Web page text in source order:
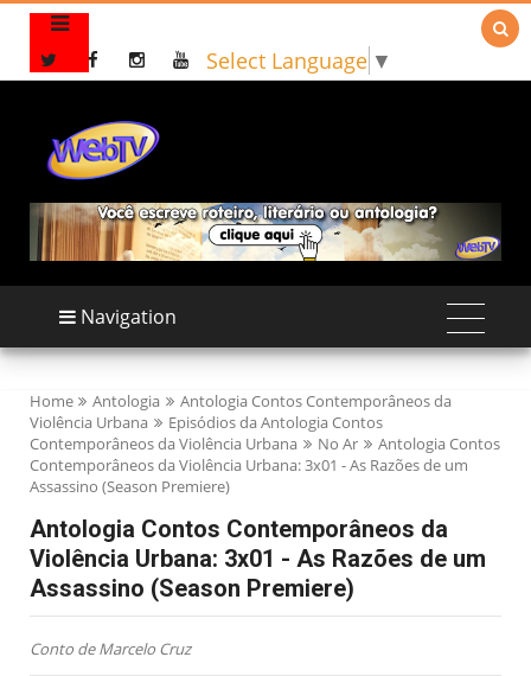
Select Language ▼

Navigation
Home Antologia
Antologia Contos Contemporâneos da
Violência Urbana
Episódios da Antologia Contos
Contemporâneos da Violência Urbana
No Ar
Antologia Contos
Contemporâneos da Violência Urbana: 3x01 - As Razões de um
Assassino (Season Premiere)
Antologia Contos Contemporâneos da
Violência Urbana: 3x01 - As Razões de um
Assassino (Season Premiere)
Conto de Marcelo Cruz